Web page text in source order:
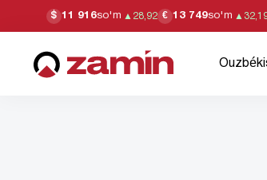
$ 11 916so'm ▲ 28,92 € 13 749so'm ▲